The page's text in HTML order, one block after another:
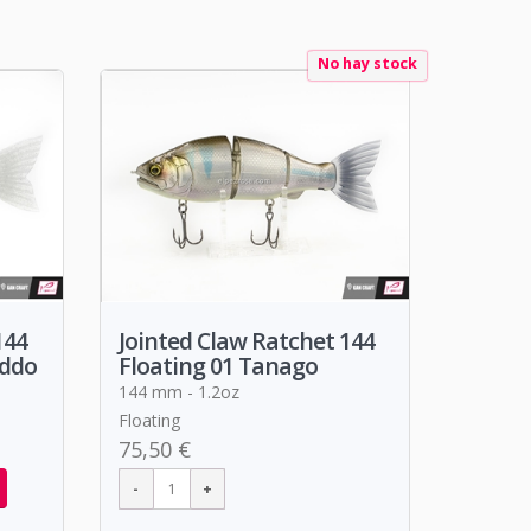
No hay stock
Jointed Claw Ratchet 144
Floating 01 Tanago
144 mm - 1.2oz
Floating
75,50 €